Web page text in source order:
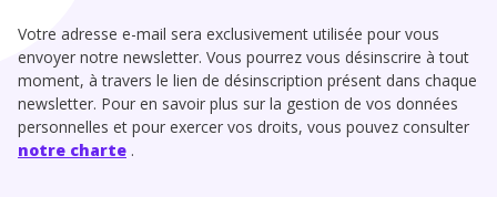
Votre adresse e-mail sera exclusivement utilisée pour vous
envoyer notre newsletter. Vous pourrez vous désinscrire à tout
moment, à travers le lien de désinscription présent dans chaque
newsletter. Pour en savoir plus sur la gestion de vos données
personnelles et pour exercer vos droits, vous pouvez consulter
notre charte .